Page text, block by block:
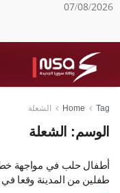
07/08/2026
Home Tag الشعلة
الوسم: الشعلة
أطفال حلب في مواجهة
طفلين من المدينة وقعا في